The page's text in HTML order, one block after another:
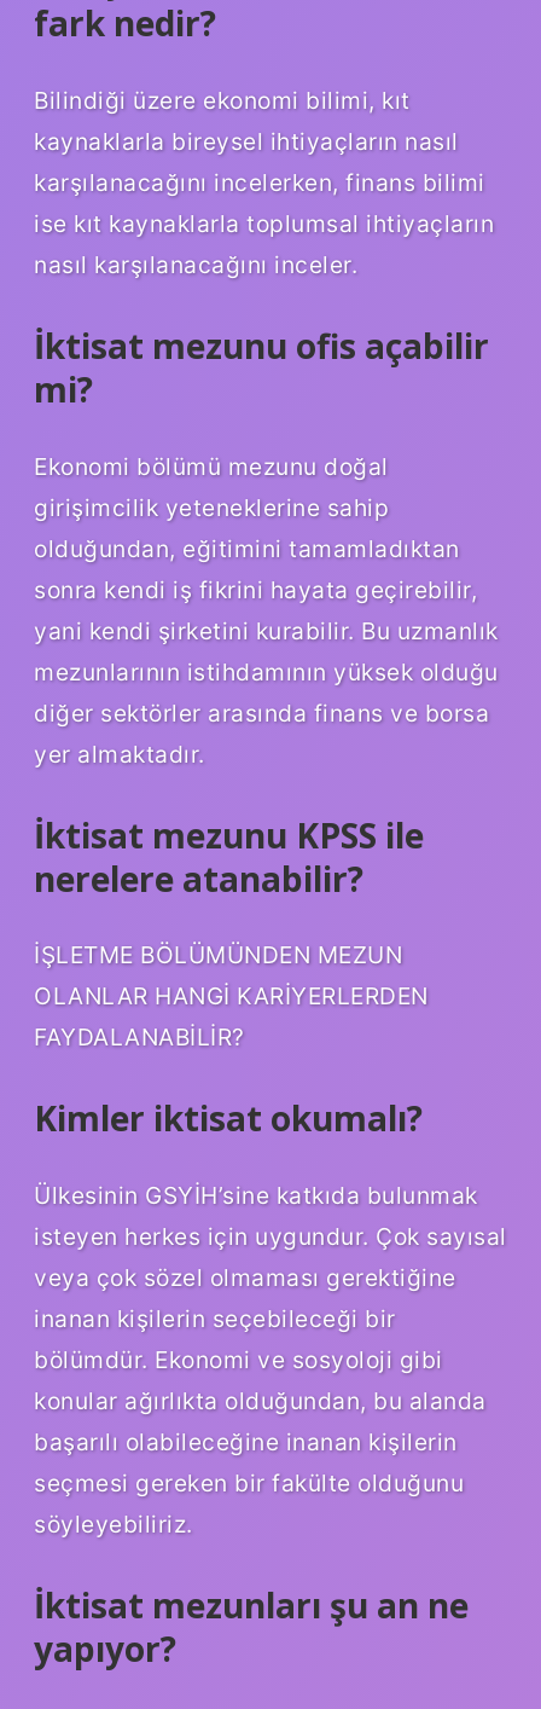
fark nedir?
Bilindiği üzere ekonomi bilimi, kıt
kaynaklarla bireysel ihtiyaçların nasıl
karşılanacağını incelerken, finans bilimi
ise kıt kaynaklarla toplumsal ihtiyaçların
nasıl karşılanacağını inceler.
İktisat mezunu ofis açabilir
mi?
Ekonomi bölümü mezunu doğal
girişimcilik yeteneklerine sahip
olduğundan, eğitimini tamamladıktan
sonra kendi iş fikrini hayata geçirebilir,
yani kendi şirketini kurabilir. Bu uzmanlık
mezunlarının istihdamının yüksek olduğu
diğer sektörler arasında finans ve borsa
yer almaktadır.
İktisat mezunu KPSS ile
nerelere atanabilir?
İŞLETME BÖLÜMÜNDEN MEZUN
OLANLAR HANGİ KARİYERLERDEN
FAYDALANABİLİR?
Kimler iktisat okumalı?
Ülkesinin GSYİH’sine katkıda bulunmak
isteyen herkes için uygundur. Çok sayısal
veya çok sözel olmaması gerektiğine
inanan kişilerin seçebileceği bir
bölümdür. Ekonomi ve sosyoloji gibi
konular ağırlıkta olduğundan, bu alanda
başarılı olabileceğine inanan kişilerin
seçmesi gereken bir fakülte olduğunu
söyleyebiliriz.
İktisat mezunları şu an ne
yapıyor?